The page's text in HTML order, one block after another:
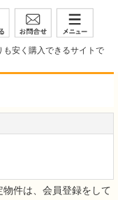
も安く購入できるサイトで
物件は、会員登録をして